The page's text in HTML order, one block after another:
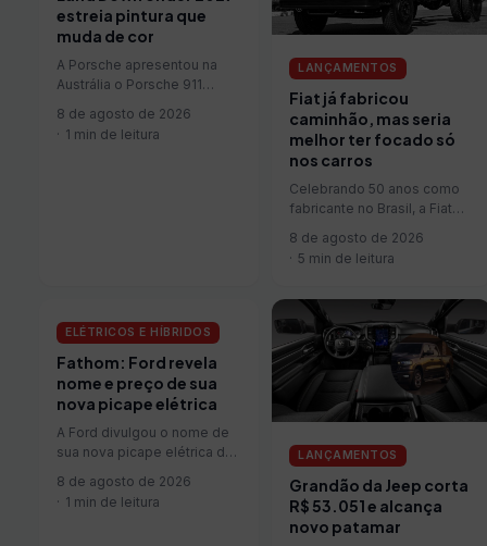
estreia pintura que
muda de cor
A Porsche apresentou na
Austrália o Porsche 911
exemplar único criado pelo
programa Sonderwunsch
8 de agosto de 2026
1 min de leitura
LANÇAMENTOS
Fiat já fabricou
caminhão, mas seria
melhor ter focado só
nos carros
Celebrando 50 anos como
fabricante no Brasil, a Fiat
construídas por seus
automóveis. Mas por…
8 de agosto de 2026
5 min de leitura
ELÉTRICOS E HÍBRIDOS
Fathom: Ford revela
nome e preço de sua
nova picape elétrica
A Ford divulgou o nome de
sua nova picape elétrica de
modelo será o primeiro
veículo construído sobre a
8 de agosto de 2026
1 min de leitura
LANÇAMENTOS
Grandão da Jeep corta
R$ 53.051 e alcança
novo patamar